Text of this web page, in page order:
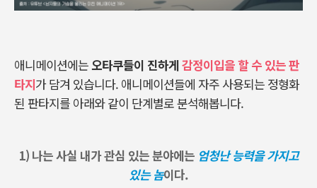
애니메이션에는오타쿠들이 진하게감정이입을 할 수 있는 판
타지가 담겨 있습니다. 애니메이션들에 자주 사용되는 정형화
된 판타지를 아래와 같이 단계별로 분석해봅니다.
1) 나는 사실 내가 관심 있는 분야에는 엄청난 능력을 가지고
있는 놈이다.